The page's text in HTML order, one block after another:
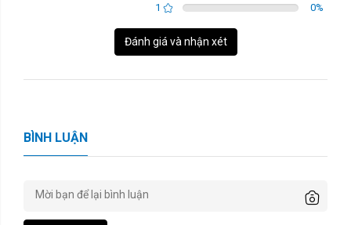
1
0%
Đánh giá và nhận xét
BÌNH LUẬN